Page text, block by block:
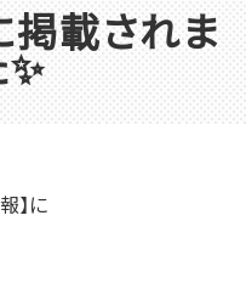
掲載されま
】に